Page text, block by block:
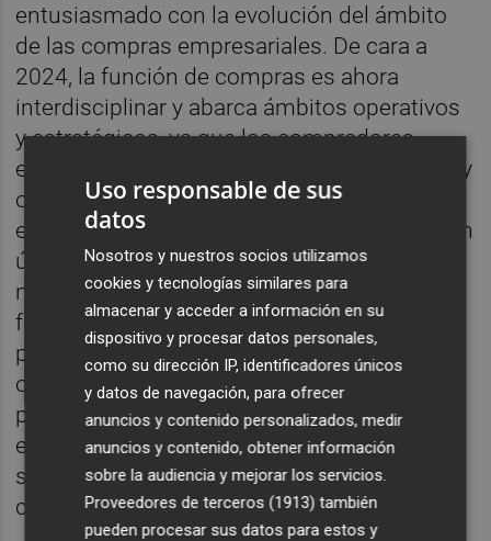
entusiasmado con la evolución del ámbito
de las compras empresariales. De cara a
2024, la función de compras es ahora
interdisciplinar y abarca ámbitos operativos
y estratégicos, ya que los compradores
están planeando invertir más en tecnología y
optimización, al tiempo que preparan a sus
empresas y organizaciones para el futuro. En
última instancia, las compras empresariales
no solo mantienen las operaciones en
funcionamiento, también desempeñan un
papel esencial en la consecución de
objetivos clave para la organización, y con
procesos de compra inteligente las
empresas cuentan con soluciones de
suministro que sirven como palanca para su
crecimiento”, añadió.
Uso responsable de sus
datos
Nosotros y nuestros socios utilizamos
cookies y tecnologías similares para
almacenar y acceder a información en su
dispositivo y procesar datos personales,
como su dirección IP, identificadores únicos
y datos de navegación, para ofrecer
anuncios y contenido personalizados, medir
anuncios y contenido, obtener información
sobre la audiencia y mejorar los servicios.
Proveedores de terceros (1913) también
pueden procesar sus datos para estos y